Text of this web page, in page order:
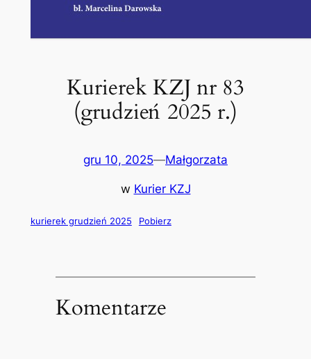
Kurierek KZJ nr 83
(grudzień 2025 r.)
gru 10, 2025—Małgorzata
w Kurier KZJ
kurierek grudzień 2025 Pobierz
Komentarze